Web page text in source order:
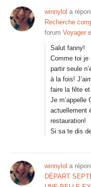
winnylol a
Recherche
forum Voyager
Salut fanny!
Comme toi je
partir seule
à la fois!
faire la fête et
Je m’appelle
actuellement
restauration!
Si sa te dis
winnylol a
DÉPART